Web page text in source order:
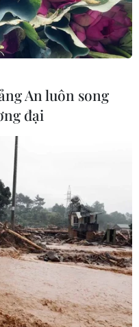
COVID-19 đã
nữ có thai, đã có kết
liên tiếp âm tính và
Tết, kịp đón Giao
đình.
An luôn song
đại